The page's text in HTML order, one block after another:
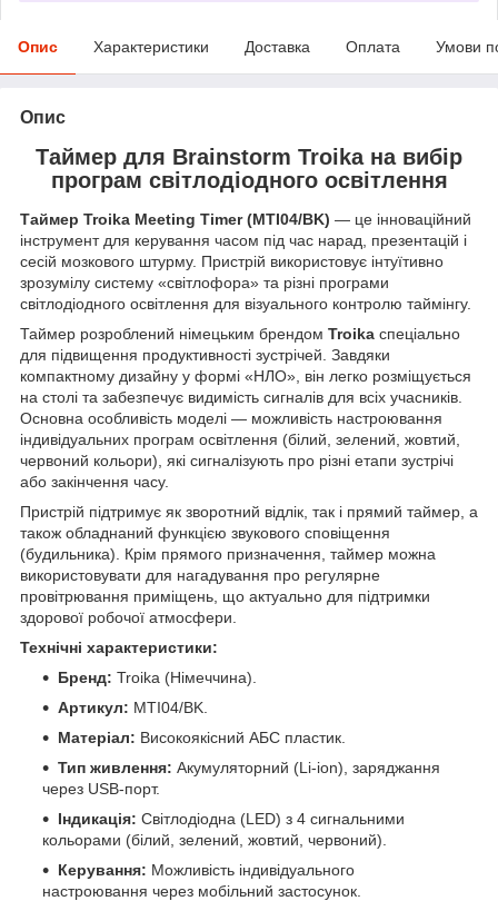
Опис Характеристики Доставка Оплата Умови
Опис
Таймер для Brainstorm Troika на вибір
програм світлодіодного освітлення
Таймер Troika Meeting Timer (MTI04/BK) — це інноваційний
інструмент для керування часом під час нарад, презентацій і
сесій мозкового штурму. Пристрій використовує інтуїтивно
зрозумілу систему «світлофора» та різні програми
світлодіодного освітлення для візуального контролю таймінгу.
Таймер розроблений німецьким брендом Troika спеціально
для підвищення продуктивності зустрічей. Завдяки
компактному дизайну у формі «НЛО», він легко розміщується
на столі та забезпечує видимість сигналів для всіх учасників.
Основна особливість моделі — можливість настроювання
індивідуальних програм освітлення (білий, зелений, жовтий,
червоний кольори), які сигналізують про різні етапи зустрічі
або закінчення часу.
Пристрій підтримує як зворотний відлік, так і прямий таймер, а
також обладнаний функцією звукового сповіщення
(будильника). Крім прямого призначення, таймер можна
використовувати для нагадування про регулярне
провітрювання приміщень, що актуально для підтримки
здорової робочої атмосфери.
Технічні характеристики:
Бренд: Troika (Німеччина).
Артикул: MTI04/BK.
Матеріал: Високоякісний АБС пластик.
Тип живлення: Акумуляторний (Li-ion), заряджання
через USB-порт.
Індикація: Світлодіодна (LED) з 4 сигнальними
кольорами (білий, зелений, жовтий, червоний).
Керування: Можливість індивідуального
настроювання через мобільний застосунок.